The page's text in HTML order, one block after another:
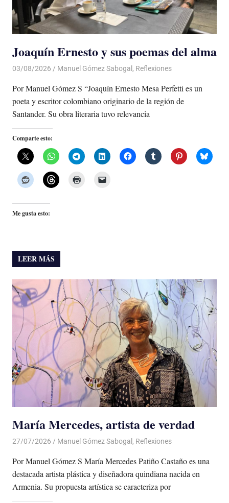
Joaquín Ernesto y sus poemas del alma
03/08/2026 De todo un Poco
Manuel Gómez Sabogal , Reflexiones
Por Manuel Gómez S “Joaquín Ernesto Mesa Perfetti es un
poeta y escritor colombiano originario de la región de
Santander. Su obra literaria tuvo relevancia
Comparte esto:
Me gusta esto:
LEER MÁS
María Mercedes, artista de verdad
27/07/2026 De todo un Poco
Manuel Gómez Sabogal , Reflexiones
Por Manuel Gómez S María Mercedes Patiño Castaño es una
destacada artista plástica y diseñadora quindiana nacida en
Armenia. Su propuesta artística se caracteriza por